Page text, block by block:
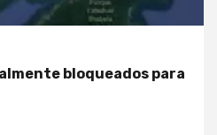
bloqueados para